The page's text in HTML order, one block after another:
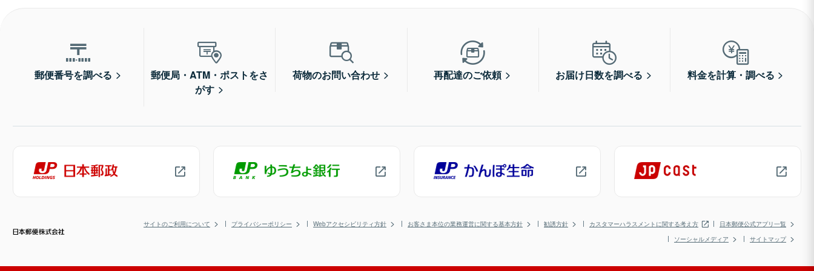
郵便番号を調べる
郵便局・ATM・ポストをさ
がす
荷物のお問い合わせ 再配達のご依頼 お届け日数を調べる 料金を計算・調べる
サイトのご利用について プライバシーポリシー Webアクセシビリティ方針 お客さま本位の業務運営に関する基本方針 勧誘方針 カスタマーハラスメントに関する考え方
日本郵便公式アプリ一覧
ソーシャルメディア
サイトマップ